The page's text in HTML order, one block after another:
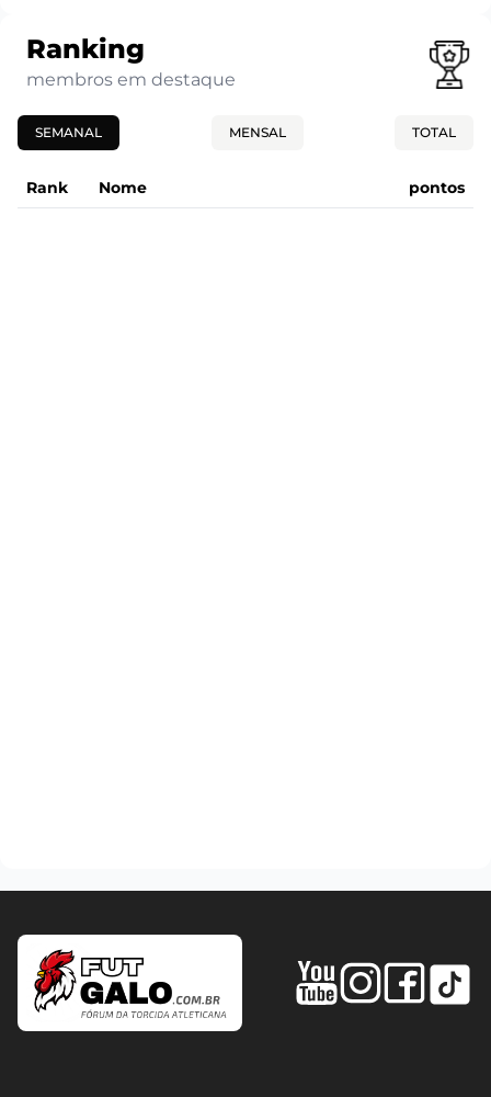
Ranking
membros em destaque
SEMANAL MENSAL TOTAL
Rank Nome pontos